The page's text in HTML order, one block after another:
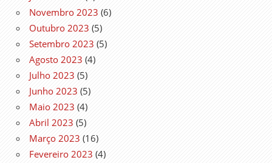
Novembro 2023 (6)
Outubro 2023 (5)
Setembro 2023 (5)
Agosto 2023 (4)
Julho 2023 (5)
Junho 2023 (5)
Maio 2023 (4)
Abril 2023 (5)
Março 2023 (16)
Fevereiro 2023 (4)